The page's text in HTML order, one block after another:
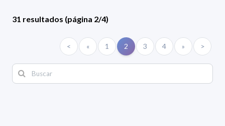
31 resultados (página 2/4)
< « 1 2 3 4 » >